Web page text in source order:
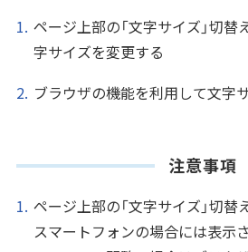
ページ上部の「文字サイズ」切
字サイズを変更する
ブラウザの機能を利用して文字
注意事項
ページ上部の「文字サイズ」切
スマートフォンの場合には表示